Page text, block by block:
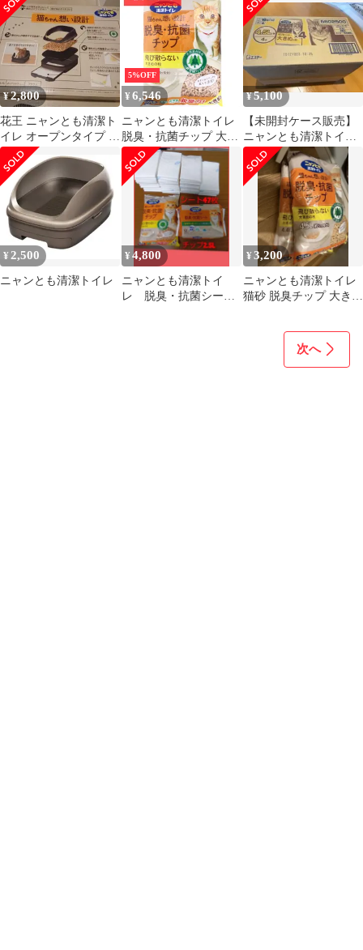
封
袋
¥2,800
花王 ニャンとも清潔ト
イレ オープンタイプ ブ
ラウン新品未使用品
5%OFF
¥ 6,546
ニャンとも清潔トイレ
脱臭・抗菌チップ 大き
めの粒 4.4L 4個セッ
ト まとめ売り
¥5,100
【未開封ケース販売】
ニャンとも清潔トイレ
脱臭・抗菌チップ 大き
めの粒
¥ 2,500
ニャンとも清潔トイレ
¥4,800
ニャンとも清潔トイ
レ 脱臭・抗菌シート
¥3,200
ニャンとも清潔トイレ
猫砂 脱臭チップ 大き
次へ